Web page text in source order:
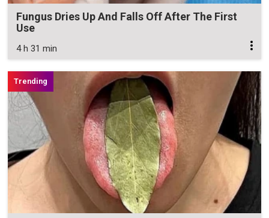
Fungus Dries Up And Falls Off After The First
Use
4 h 31 min